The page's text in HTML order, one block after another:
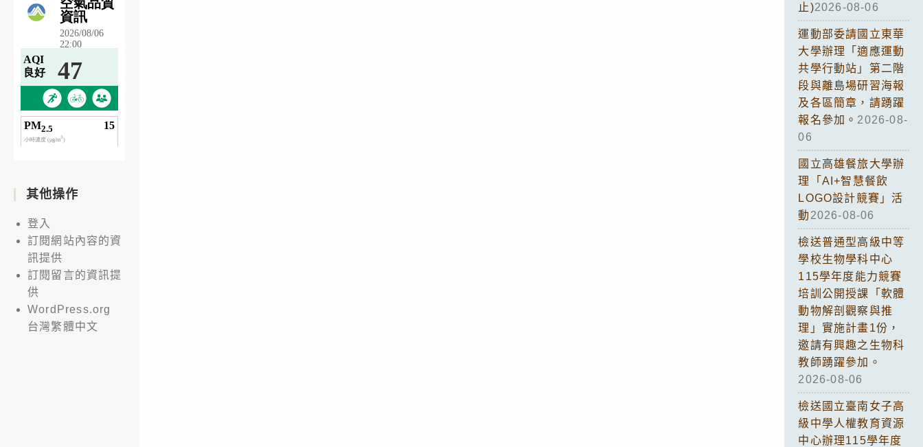
其他操作
登入
訂閱網站內容的資
訊提供
訂閱留言的資訊提
供
WordPress.org
台灣繁體中文
止)2026-08-06
運動部委請國立東華
大學辦理「適應運動
共學行動站」第二階
段與離島場研習海報
及各區簡章，請踴躍
報名參加。 2026-08-
06
國立高雄餐旅大學辦
理「AI+智慧餐飲
LOGO設計競賽」活
動 2026-08-06
檢送普通型高級中等
學校生物學科中心
115學年度能力競賽
培訓公開授課「軟體
動物解剖觀察與推
理」實施計畫1份，
邀請有興趣之生物科
教師踴躍參加。
2026-08-06
檢送國立臺南女子高
級中學人權教育資源
中心辦理115學年度